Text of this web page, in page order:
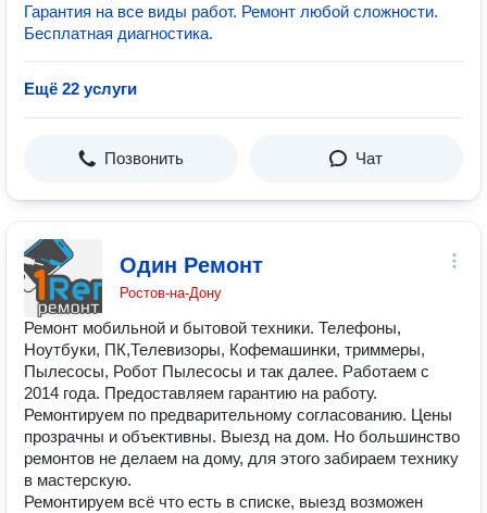
Гарантия на все виды работ. Ремонт любой сложности.
Бесплатная диагностика.
Ещё 22 услуги
Позвонить Чат
Один Ремонт
Ростов-на-Дону
Ремонт мобильной и бытовой техники. Телефоны,
Ноутбуки, ПК,Телевизоры, Кофемашинки, триммеры,
Пылесосы, Робот Пылесосы и так далее. Работаем с
2014 года. Предоставляем гарантию на работу.
Ремонтируем по предварительному согласованию. Цены
прозрачны и объективны. Выезд на дом. Но большинство
ремонтов не делаем на дому, для этого забираем технику
в мастерскую.
Ремонтируем всё что есть в списке, выезд возможен